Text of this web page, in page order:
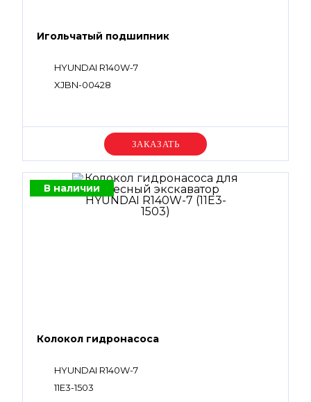
Игольчатый подшипник
HYUNDAI R140W-7
XJBN-00428
Уточняйте цену
В наличии
Колокол гидронасоса
HYUNDAI R140W-7
11E3-1503